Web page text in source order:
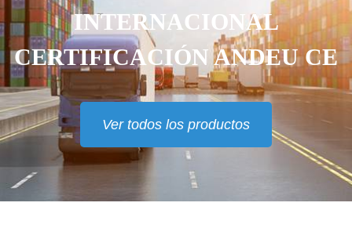
INTERNACIONAL
CERTIFICACIÓN ANDEU CE
Ver todos los productos